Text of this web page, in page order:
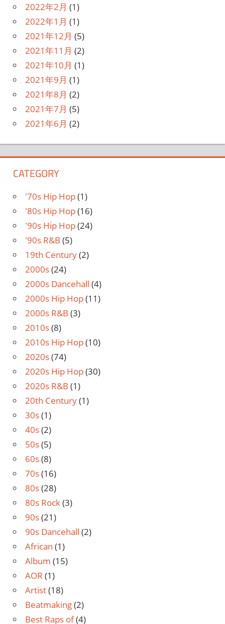
2022年2月 (1)
2022年1月 (1)
2021年12月 (5)
2021年11月 (2)
2021年10月 (1)
2021年9月 (1)
2021年8月 (2)
2021年7月 (5)
2021年6月 (2)
CATEGORY
'70s Hip Hop(1)
'80s Hip Hop(16)
'90s Hip Hop(24)
'90s R&B (5)
19th Century(2)
2000s(24)
2000s Dancehall (4)
2000s Hip Hop(11)
2000s R&B (3)
2010s(8)
2010s Hip Hop(10)
2020s(74)
2020s Hip Hop(30)
2020s R&B (1)
20th Century(1)
30s(1)
40s(2)
50s(5)
60s(8)
70s(16)
80s(28)
80s Rock(3)
90s(21)
90s Dancehall (2)
African (1)
Album (15)
AOR (1)
Artist(18)
Beatmaking(2)
Best Raps of(4)